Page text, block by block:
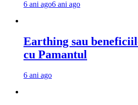
6 ani ago6 ani ago
Earthing sau
cu Pamantul
6 ani ago